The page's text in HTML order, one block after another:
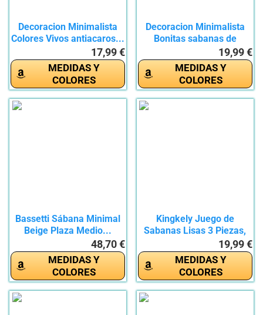
Decoracion Minimalista
Colores Vivos antiacaros...
17,99 €
MEDIDAS Y
COLORES
Decoracion Minimalista
Bonitas sabanas de
19,99 €
MEDIDAS Y
COLORES
Bassetti Sábana Minimal
Beige Plaza Medio...
48,70 €
MEDIDAS Y
COLORES
Kingkely Juego de
Sabanas Lisas 3 Piezas,
19,99 €
MEDIDAS Y
COLORES